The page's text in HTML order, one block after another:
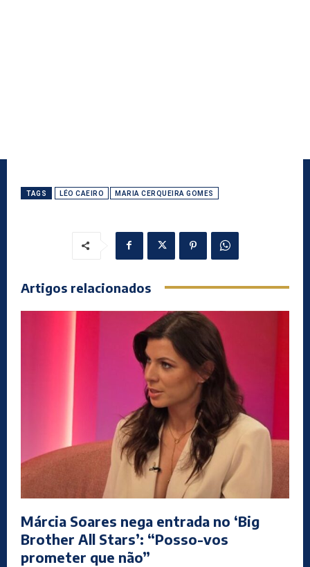
TAGS LÉO CAEIRO MARIA CERQUEIRA GOMES
Artigos relacionados
Márcia Soares nega entrada no ‘Big
Brother All Stars’: “Posso-vos
prometer que não”